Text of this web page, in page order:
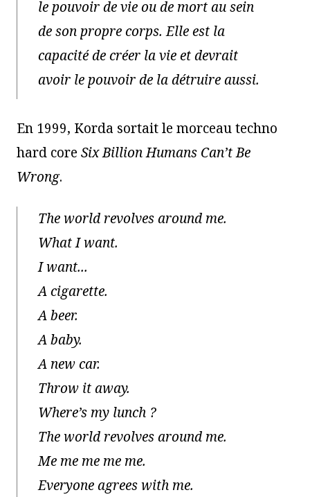
le pouvoir de vie ou de mort au sein
de son propre corps. Elle est la
capacité de créer la vie et devrait
avoir le pouvoir de la détruire aussi.
En 1999, Korda sortait le morceau techno
hard core Six Billion Humans Can’t Be
Wrong.
The world revolves around me.
What I want.
I want...
A cigarette.
A beer.
A baby.
A new car.
Throw it away.
Where’s my lunch ?
The world revolves around me.
Me me me me me.
Everyone agrees with me.